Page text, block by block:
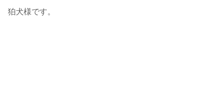
狛犬様です。